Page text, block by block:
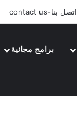
اتصل بنا-contact us
برامج مجانية